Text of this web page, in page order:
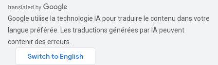
Google utilise la technologie IA pour traduire le contenu dans votre
langue préférée. Les traductions générées par IA peuvent
contenir des erreurs.